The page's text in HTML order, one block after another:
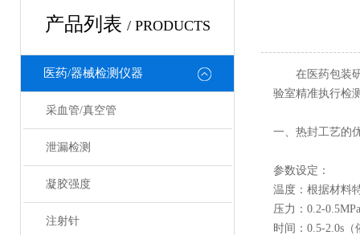
产品列表 / PRODUCTS
医药/器械检测仪器
采血管/真空管
泄漏检测
凝胶强度
注射针
在医药包装
验室精准执行检
一、热封工艺的
参数设定：
温度：根据材料
压力：0.2-
时间：0.5-2.0s